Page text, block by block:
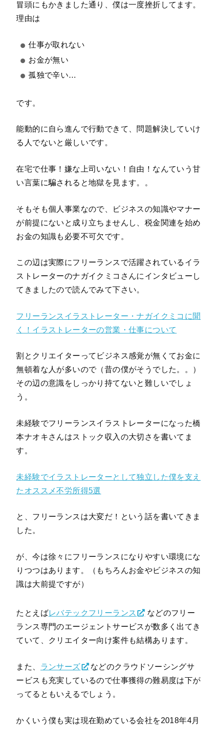
冒頭にもかきました通り、僕は一度挫折してます。
理由は
仕事が取れない
お金が無い
孤独で辛い…
です。
能動的に自ら進んで行動できて、問題解決していけ
る人でないと厳しいです。
在宅で仕事！嫌な上司いない！自由！なんていう甘
い言葉に騙されると地獄を見ます。。
そもそも個人事業なので、ビジネスの知識やマナー
が前提にないと成り立ちませんし、税金関連を始め
お金の知識も必要不可欠です。
この辺は実際にフリーランスで活躍されているイラ
ストレーターのナガイクミコさんにインタビューし
てきましたので読んでみて下さい。
フリーランスイラストレーター・ナガイクミコに聞
く！イラストレーターの営業・仕事について
割とクリエイターってビジネス感覚が無くてお金に
無頓着な人が多いので（昔の僕がそうでした。。）
その辺の意識をしっかり持てないと難しいでしょ
う。
未経験でフリーランスイラストレーターになった橋
本ナオキさんはストック収入の大切さを書いてま
す。
未経験でイラストレーターとして独立した僕を支え
たオススメ不労所得5選
と、フリーランスは大変だ！という話を書いてきま
した。
が、今は徐々にフリーランスになりやすい環境にな
りつつはあります。（もちろんお金やビジネスの知
識は大前提ですが）
たとえばレバテックフリーランス
などのフリー
ランス専門のエージェントサービスが数多く出てき
ていて、クリエイター向け案件も結構あります。
また、 ランサーズ
などのクラウドソーシングサ
ービスも充実しているので仕事獲得の難易度は下が
ってるともいえるでしょう。
かくいう僕も実は現在勤めている会社を2018年4月